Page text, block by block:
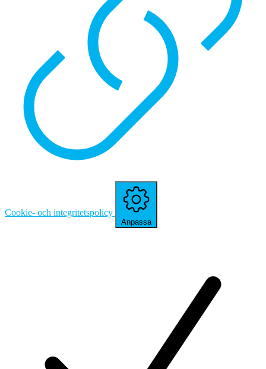
Cookie- och integritetspolicy
Anpassa